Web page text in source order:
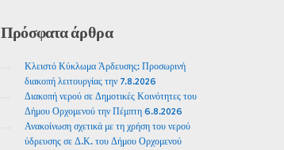
Πρόσφαταάρθρα
Κλειστό Κύκλωμα Άρδευσης: Προσωρινή
διακοπή λειτουργίας την 7.8.2026
Διακοπή νερού σε Δημοτικές Κοινότητες του
Δήμου Ορχομενού την Πέμπτη 6.8.2026
Ανακοίνωση σχετικά με τη χρήση του νερού
ύδρευσης σε Δ.Κ. του Δήμου Ορχομενού